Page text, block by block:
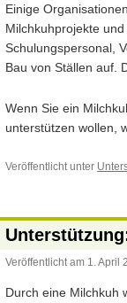
Einige
Milchkuhprojekte
Schulungspersonal,
Bau von Ställen auf.
Wenn Sie ein
unterstützen wollen,
Veröffentlicht unter
Veröffentlicht am 1. April
Durch eine Milchkuh